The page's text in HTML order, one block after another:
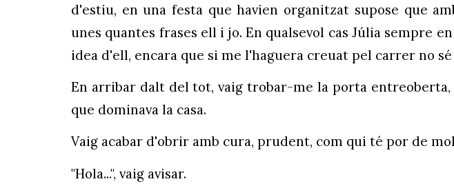
d'estiu, en una festa que havien organitzat supose que
unes quantes frases ell i jo. En qualsevol cas Júlia sempre
idea d'ell, encara que si me l'haguera creuat pel carrer no
En arribar dalt del tot, vaig trobar-me la porta
que dominava la casa.
Vaig acabar d'obrir amb cura, prudent, com qui té por de
"Hola...", vaig avisar.